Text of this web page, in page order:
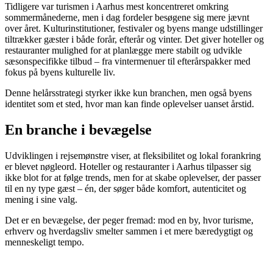
Tidligere var turismen i Aarhus mest koncentreret omkring
sommermånederne, men i dag fordeler besøgene sig mere jævnt
over året. Kulturinstitutioner, festivaler og byens mange udstillinger
tiltrækker gæster i både forår, efterår og vinter. Det giver hoteller og
restauranter mulighed for at planlægge mere stabilt og udvikle
sæsonspecifikke tilbud – fra vintermenuer til efterårspakker med
fokus på byens kulturelle liv.
Denne helårsstrategi styrker ikke kun branchen, men også byens
identitet som et sted, hvor man kan finde oplevelser uanset årstid.
En branche i bevægelse
Udviklingen i rejsemønstre viser, at fleksibilitet og lokal forankring
er blevet nøgleord. Hoteller og restauranter i Aarhus tilpasser sig
ikke blot for at følge trends, men for at skabe oplevelser, der passer
til en ny type gæst – én, der søger både komfort, autenticitet og
mening i sine valg.
Det er en bevægelse, der peger fremad: mod en by, hvor turisme,
erhverv og hverdagsliv smelter sammen i et mere bæredygtigt og
menneskeligt tempo.